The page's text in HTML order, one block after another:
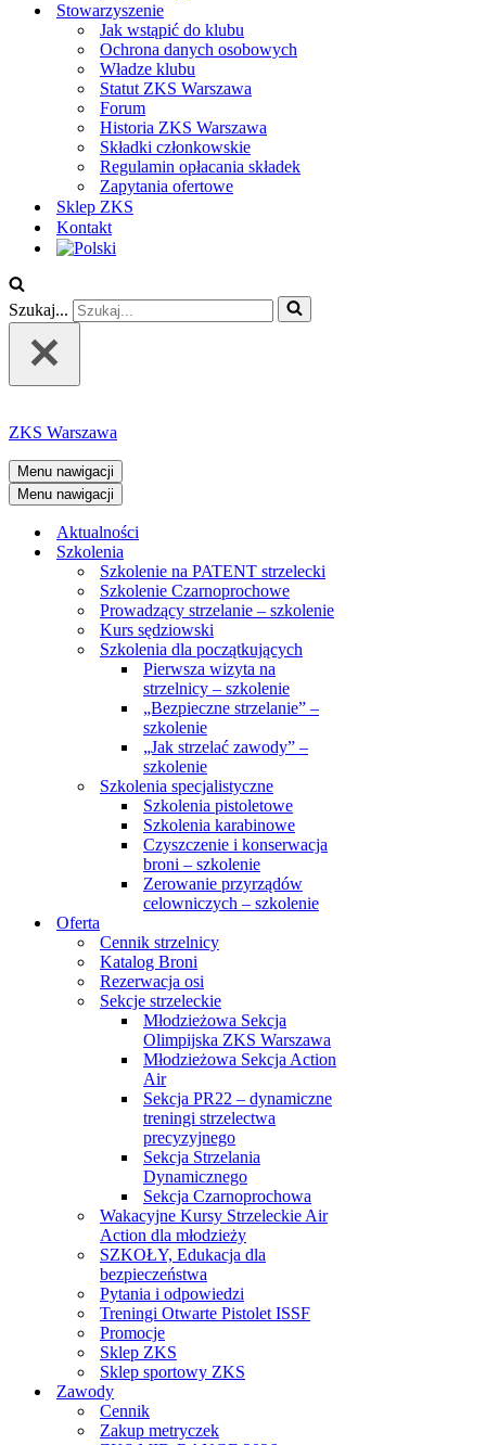
Stowarzyszenie
Jak wstąpić do klubu
Ochrona danych osobowych
Władze klubu
Statut ZKS Warszawa
Forum
Historia ZKS Warszawa
Składki członkowskie
Regulamin opłacania składek
Zapytania ofertowe
Sklep ZKS
Kontakt
Szukaj...
ZKS Warszawa
Menu nawigacji
Menu nawigacji
Aktualności
Szkolenia
Szkolenie na PATENT strzelecki
Szkolenie Czarnoprochowe
Prowadzący strzelanie – szkolenie
Kurs sędziowski
Szkolenia dla początkujących
Pierwsza wizyta na
strzelnicy – szkolenie
„Bezpieczne strzelanie” –
szkolenie
„Jak strzelać zawody” –
szkolenie
Szkolenia specjalistyczne
Szkolenia pistoletowe
Szkolenia karabinowe
Czyszczenie i konserwacja
broni – szkolenie
Zerowanie przyrządów
celowniczych – szkolenie
Oferta
Cennik strzelnicy
Katalog Broni
Rezerwacja osi
Sekcje strzeleckie
Młodzieżowa Sekcja
Olimpijska ZKS Warszawa
Młodzieżowa Sekcja Action
Air
Sekcja PR22 – dynamiczne
treningi strzelectwa
precyzyjnego
Sekcja Strzelania
Dynamicznego
Sekcja Czarnoprochowa
Wakacyjne Kursy Strzeleckie Air
Action dla młodzieży
SZKOŁY, Edukacja dla
bezpieczeństwa
Pytania i odpowiedzi
Treningi Otwarte Pistolet ISSF
Promocje
Sklep ZKS
Sklep sportowy ZKS
Zawody
Cennik
Zakup metryczek